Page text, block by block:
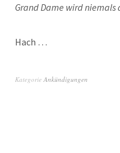
Grand Dame wird niemals
Hach …
Kategorie Ankündigungen